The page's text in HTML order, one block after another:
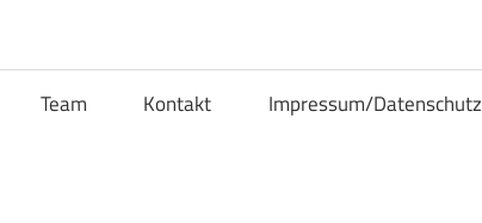
Team Kontakt Impressum/Datenschutz